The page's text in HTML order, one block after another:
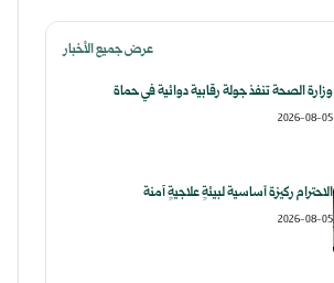
عرض جميع الأخبار
وزارة الصحة تنفذ جولة رقابية دوائية في حماة
2026-08-05
الاحترام ركيزة أساسية لبيئةٍ علاجيةٍ آمنة
2026-08-05